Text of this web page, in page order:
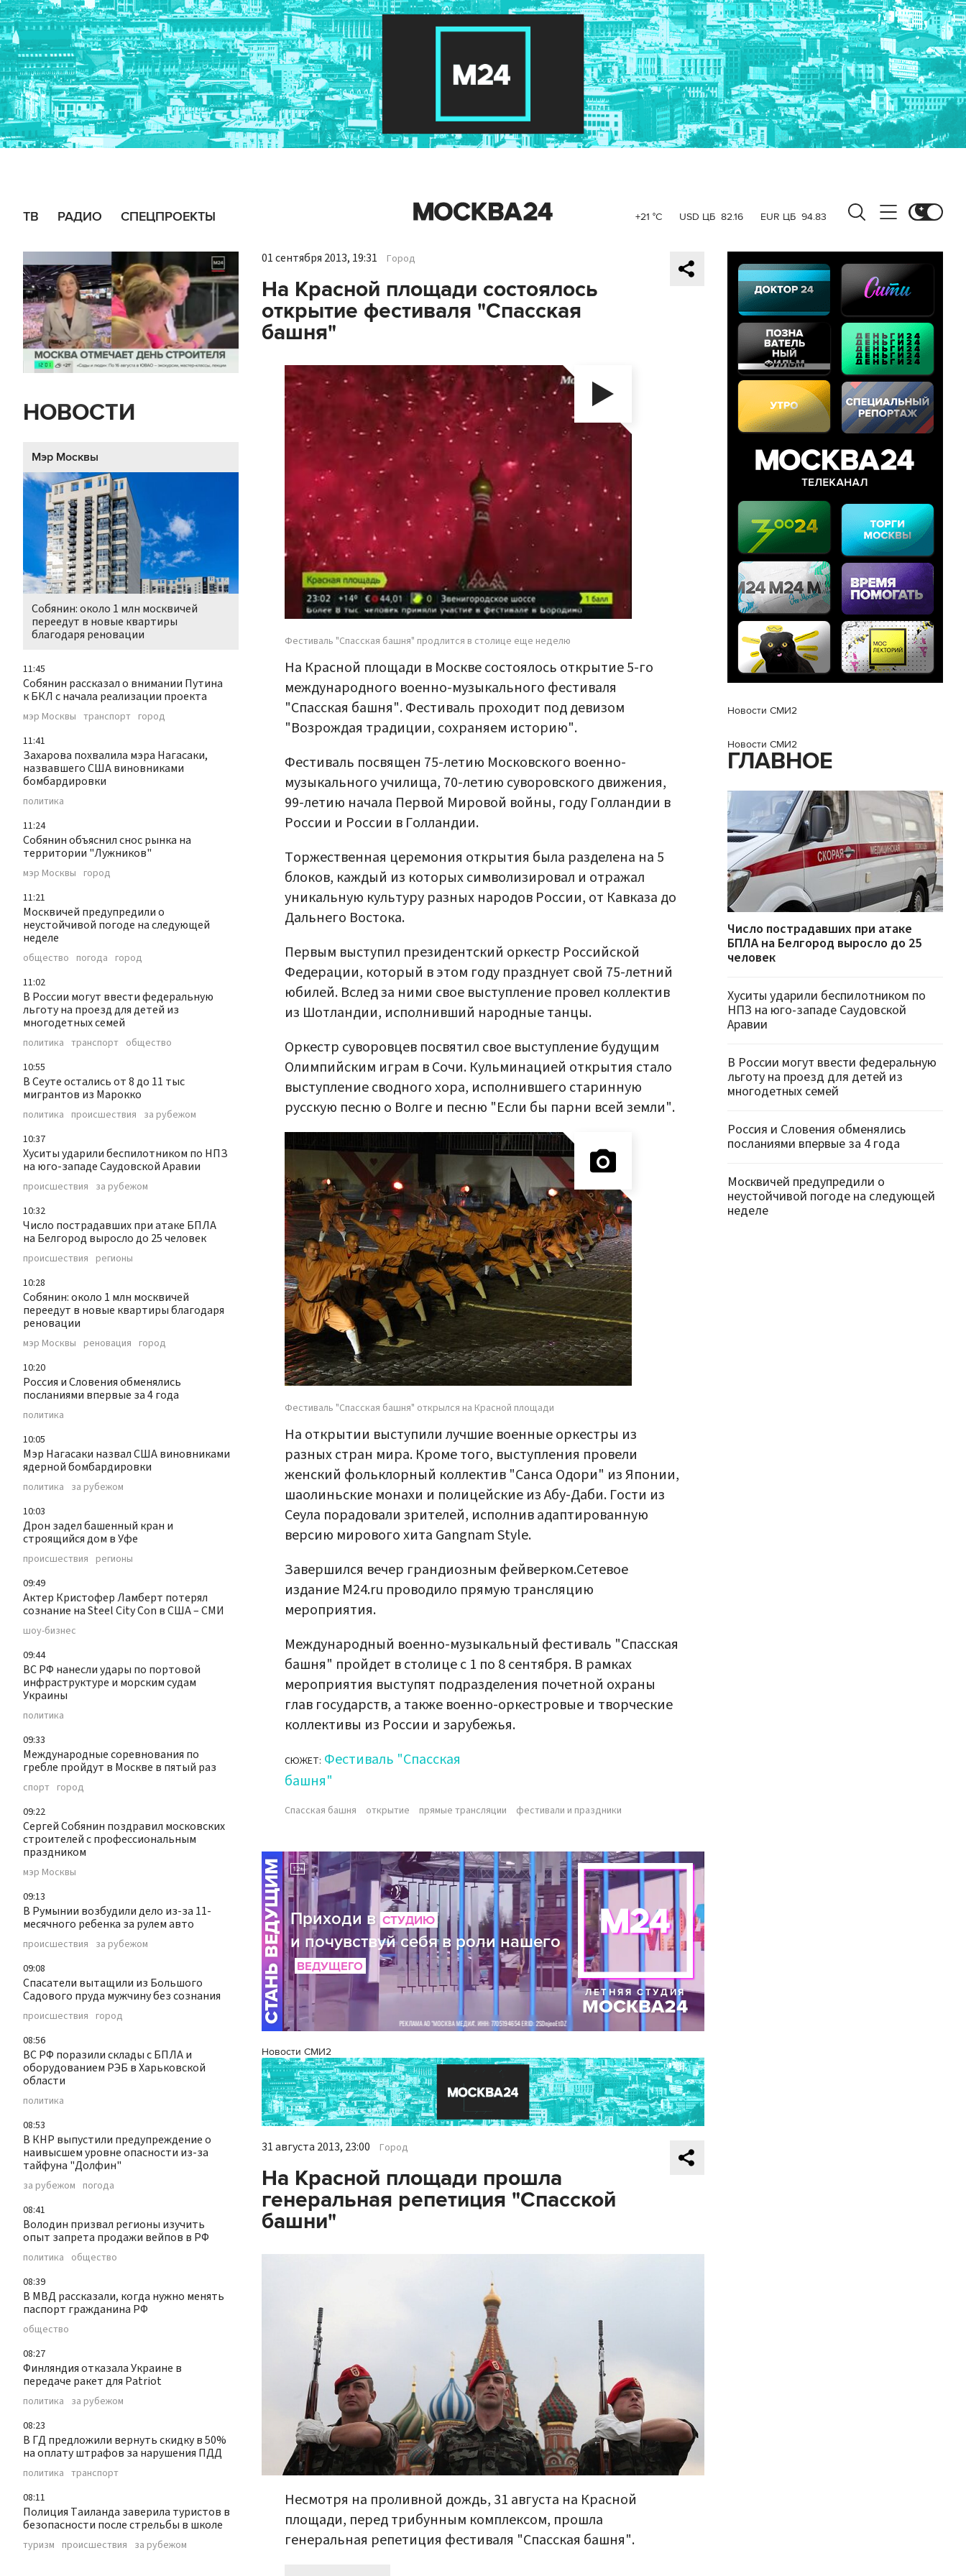
ТВ РАДИО СПЕЦПРОЕКТЫ +21 °C USD ЦБ 82.16 EUR ЦБ 94.83
НОВОСТИ
Мэр Москвы
Собянин: около 1 млн москвичей
переедут в новые квартиры
благодаря реновации
11:45
Собянин рассказал о внимании Путина
к БКЛ с начала реализации проекта
мэр Москвы транспорт город
11:41
Захарова похвалила мэра Нагасаки,
назвавшего США виновниками
бомбардировки
политика
11:24
Собянин объяснил снос рынка на
территории "Лужников"
мэр Москвы город
11:21
Москвичей предупредили о
неустойчивой погоде на следующей
неделе
общество погода город
11:02
В России могут ввести федеральную
льготу на проезд для детей из
многодетных семей
политика транспорт общество
10:55
В Сеуте остались от 8 до 11 тыс
мигрантов из Марокко
политика происшествия за рубежом
10:37
Хуситы ударили беспилотником по НПЗ
на юго-западе Саудовской Аравии
происшествия за рубежом
10:32
Число пострадавших при атаке БПЛА
на Белгород выросло до 25 человек
происшествия регионы
10:28
Собянин: около 1 млн москвичей
переедут в новые квартиры благодаря
реновации
мэр Москвы реновация город
10:20
Россия и Словения обменялись
посланиями впервые за 4 года
политика
10:05
Мэр Нагасаки назвал США виновниками
ядерной бомбардировки
политика за рубежом
10:03
Дрон задел башенный кран и
строящийся дом в Уфе
происшествия регионы
09:49
Актер Кристофер Ламберт потерял
сознание на Steel City Con в США – СМИ
шоу-бизнес
09:44
ВС РФ нанесли удары по портовой
инфраструктуре и морским судам
Украины
политика
09:33
Международные соревнования по
гребле пройдут в Москве в пятый раз
спорт город
09:22
Сергей Собянин поздравил московских
строителей с профессиональным
праздником
мэр Москвы
09:13
В Румынии возбудили дело из-за 11-
месячного ребенка за рулем авто
происшествия за рубежом
09:08
Спасатели вытащили из Большого
Садового пруда мужчину без сознания
происшествия город
08:56
ВС РФ поразили склады с БПЛА и
оборудованием РЭБ в Харьковской
области
политика
08:53
В КНР выпустили предупреждение о
наивысшем уровне опасности из-за
тайфуна "Долфин"
за рубежом погода
08:41
Володин призвал регионы изучить
опыт запрета продажи вейпов в РФ
политика общество
08:39
В МВД рассказали, когда нужно менять
паспорт гражданина РФ
общество
08:27
Финляндия отказала Украине в
передаче ракет для Patriot
политика за рубежом
08:23
В ГД предложили вернуть скидку в 50%
на оплату штрафов за нарушения ПДД
политика транспорт
08:11
Полиция Таиланда заверила туристов в
безопасности после стрельбы в школе
туризм происшествия за рубежом
01 сентября 2013, 19:31 Город
На Красной площади состоялось
открытие фестиваля "Спасская
башня"
Фестиваль "Спасская башня" продлится в столице еще неделю
На Красной площади в Москве состоялось открытие 5-го
международного военно-музыкального фестиваля
"Спасская башня". Фестиваль проходит под девизом
"Возрождая традиции, сохраняем историю".
Фестиваль посвящен 75-летию Московского военно-
музыкального училища, 70-летию суворовского движения,
99-летию начала Первой Мировой войны, году Голландии в
России и России в Голландии.
Торжественная церемония открытия была разделена на 5
блоков, каждый из которых символизировал и отражал
уникальную культуру разных народов России, от Кавказа до
Дальнего Востока.
Первым выступил президентский оркестр Российской
Федерации, который в этом году празднует свой 75-летний
юбилей. Вслед за ними свое выступление провел коллектив
из Шотландии, исполнивший народные танцы.
Оркестр суворовцев посвятил свое выступление будущим
Олимпийским играм в Сочи. Кульминацией открытия стало
выступление сводного хора, исполнившего старинную
русскую песню о Волге и песню "Если бы парни всей земли".
Фестиваль "Спасская башня" открылся на Красной площади
На открытии выступили лучшие военные оркестры из
разных стран мира. Кроме того, выступления провели
женский фольклорный коллектив "Санса Одори" из Японии,
шаолиньские монахи и полицейские из Абу-Даби. Гости из
Сеула порадовали зрителей, исполнив адаптированную
версию мирового хита Gangnam Style.
Завершился вечер грандиозным фейверком.Сетевое
издание М24.ru проводило прямую трансляцию
мероприятия.
Международный военно-музыкальный фестиваль "Спасская
башня" пройдет в столице с 1 по 8 сентября. В рамках
мероприятия выступят подразделения почетной охраны
глав государств, а также военно-оркестровые и творческие
коллективы из России и зарубежья.
СЮЖЕТ: Фестиваль "Спасская
башня"
Спасская башня открытие прямые трансляции фестивали и праздники
Новости СМИ2
Новости СМИ2
Новости СМИ2
ГЛАВНОЕ
Число пострадавших при атаке
БПЛА на Белгород выросло до 25
человек
Хуситы ударили беспилотником по
НПЗ на юго-западе Саудовской
Аравии
В России могут ввести федеральную
льготу на проезд для детей из
многодетных семей
Россия и Словения обменялись
посланиями впервые за 4 года
Москвичей предупредили о
неустойчивой погоде на следующей
неделе
31 августа 2013, 23:00 Город
На Красной площади прошла
генеральная репетиция "Спасской
башни"
Несмотря на проливной дождь, 31 августа на Красной
площади, перед трибунным комплексом, прошла
генеральная репетиция фестиваля "Спасская башня".